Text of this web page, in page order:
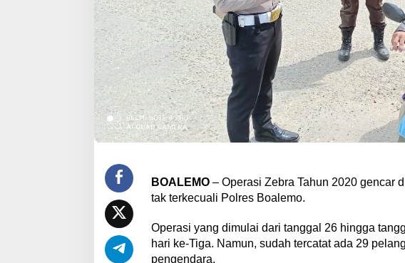
BOALEMO– Operasi Zebra Tahun 2020 gencar
tak terkecuali Polres Boalemo.
Operasi yang dimulai dari tanggal 26 hingga
hari ke-Tiga. Namun, sudah tercatat ada 29
pengendara.